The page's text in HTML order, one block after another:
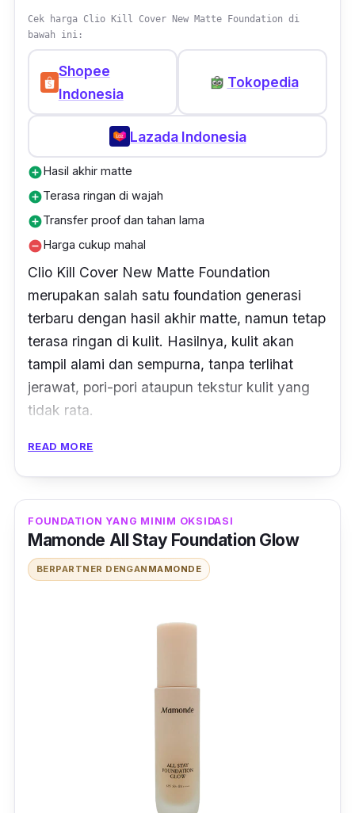
Cek harga Clio Kill Cover New Matte Foundation di
bawah ini:
Shopee
Indonesia
Tokopedia
Lazada Indonesia
add_circleHasil akhir matte
add_circleTerasa ringan di wajah
add_circleTransfer proof dan tahan lama
remove_circleHarga cukup mahal
Clio Kill Cover New Matte Foundation
merupakan salah satu foundation generasi
terbaru dengan hasil akhir matte, namun tetap
terasa ringan di kulit. Hasilnya, kulit akan
tampil alami dan sempurna, tanpa terlihat
jerawat, pori-pori ataupun tekstur kulit yang
tidak rata.
Foundation
akan menempel di kain atau saat
bersentuhan. Efekmatte foundationini di
klaim tahan lama, yaitu hingga 54 jam. Saat
ini terdapat 7 pilihan shade yang bisa
disesuaikan dengan kulit kamu.
READ MORE
FOUNDATION YANG MINIM OKSIDASI
Mamonde All Stay Foundation Glow
BERPARTNER DENGAN MAMONDE